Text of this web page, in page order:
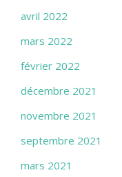
avril 2022
mars 2022
février 2022
décembre 2021
novembre 2021
septembre 2021
mars 2021